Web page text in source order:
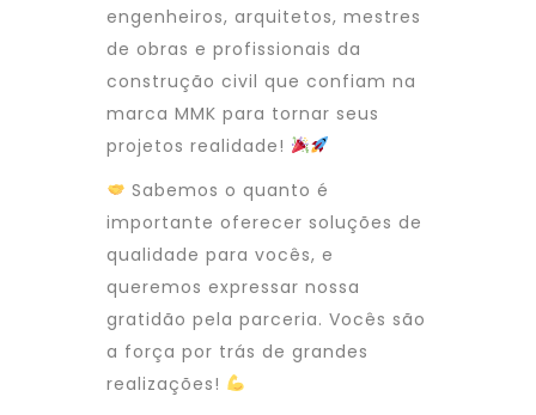
engenheiros, arquitetos, mestres
de obras e profissionais da
construção civil que confiam na
marca MMK para tornar seus
projetos realidade!
Sabemos o quanto é
importante oferecer soluções de
qualidade para vocês, e
queremos expressar nossa
gratidão pela parceria. Vocês são
a força por trás de grandes
realizações!